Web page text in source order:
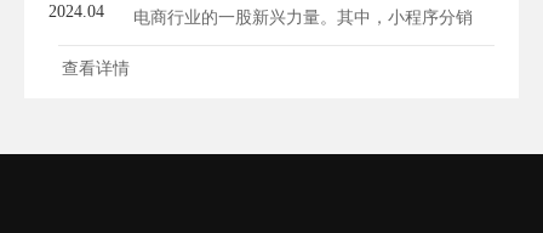
2024.04
电商行业的一股新兴力量。其中，小程序分销
商...
查看详情